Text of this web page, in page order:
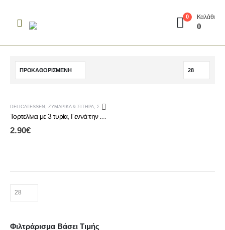
0 Καλάθι
0
DELICATESSEN , ΖΥΜΑΡΙΚΆ & ΣΙΤΗΡΆ, ΣΠΈΣΙΑΛ
2.90€
Φιλτράρισμα Βάσει Τιμής